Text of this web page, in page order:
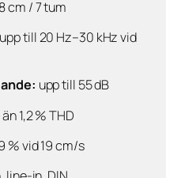
cm / 7 tum
upp till 20 Hz–30 kHz vid
upp till 55 dB
1,2 % THD
% vid 19 cm/s